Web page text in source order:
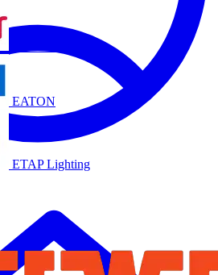
EATON
ETAP Lighting